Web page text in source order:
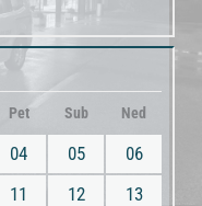
Pet Sub Ned
04 05
06
11 12
13